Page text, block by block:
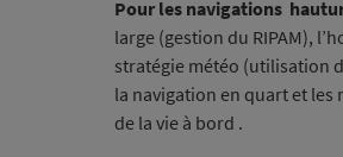
Pour les navigations
large (gestion du RIPAM),
stratégie météo (utilisation
la navigation en quart et les
de la vie à bord .